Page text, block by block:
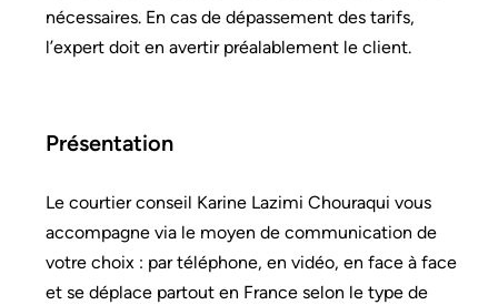
Tous risques chantier
Vice caché
nécessaires. En cas de dépassement des tarifs,
l’expert doit en avertir préalablement le client.
Présentation
Le courtier conseil Karine Lazimi Chouraqui vous
accompagne via le moyen de communication de
votre choix : par téléphone, en vidéo, en face à face
et se déplace partout en France selon le type de